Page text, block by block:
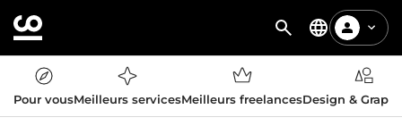
Pour vousMeilleurs servicesMeilleurs freelancesDesign &